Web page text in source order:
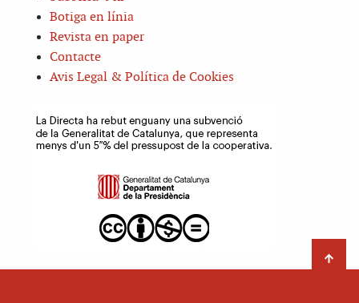
Botiga en línia
Revista en paper
Contacte
Avis Legal & Política de Cookies